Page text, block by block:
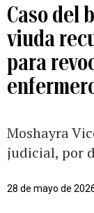
Caso del
viuda
para
Moshayra
judicial, por
28 de mayo de